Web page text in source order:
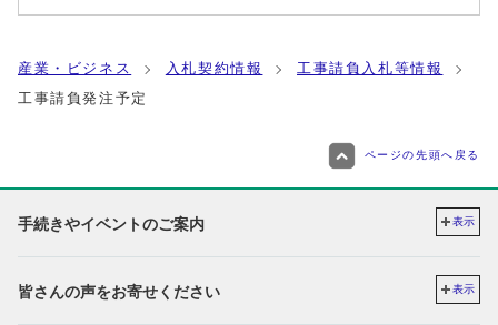
産業・ビジネス 入札契約情報
工事請負入札等情報
工事請負発注予定
ページの先頭へ戻る
手続きやイベントのご案内 表示
皆さんの声をお寄せください 表示